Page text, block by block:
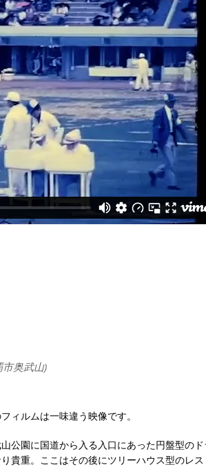
奥武山)
ィルムは一味違う映像です。
公園に国道から入る入口にあった円盤型の
貴重。ここはその後にツリーハウス型のレ